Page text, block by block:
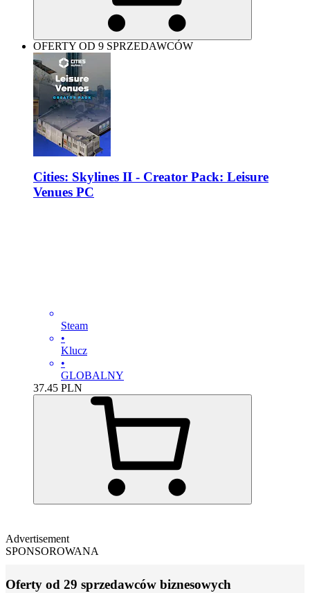
OFERTY OD 9 SPRZEDAWCÓW
Cities: Skylines II - Creator Pack: Leisure
Venues PC
Steam
•
Klucz
•
GLOBALNY
37.45 PLN
Advertisement
SPONSOROWANA
Oferty od 29 sprzedawców biznesowych